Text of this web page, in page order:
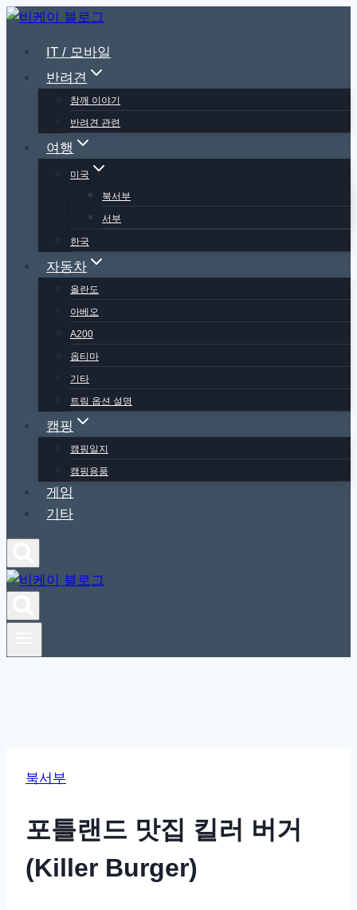
Skip
contentIT / 모바일
반려견
참깨 이야기
반려견 관련
여행
미국
북서부
서부
한국
자동차
올란도
아베오
A200
옵티마
기타
트림 옵션 설명
캠핑
캠핑일지
캠핑용품
게임
기타
북서부
포틀랜드 맛집 킬러 버거
(Killer Burger)